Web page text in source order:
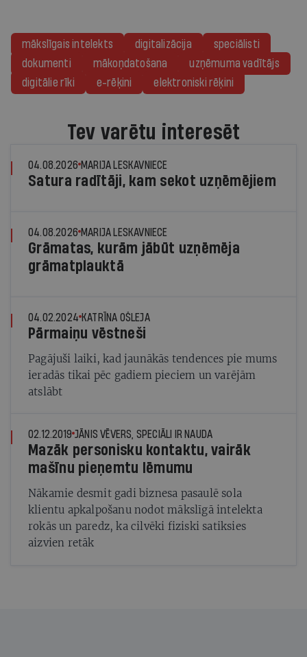
mākslīgais intelekts digitalizācija
speciālisti
dokumenti
mākoņdatošana
uzņēmuma vadītājs
digitālie rīki
e-rēķini elektroniski rēķini
Tev varētu interesēt
04.08.2026 MARIJA LESKAVNIECE
Satura radītāji, kam sekot uzņēmējiem
04.08.2026 MARIJA LESKAVNIECE
Grāmatas, kurām jābūt uzņēmēja
grāmatplauktā
04.02.2024 KATRĪNA OŠLEJA
Pārmaiņu vēstneši
Pagājuši laiki, kad jaunākās tendences pie mums
ieradās tikai pēc gadiem pieciem un varējām
atslābt
02.12.2019 JĀNIS VĒVERS, SPECIĀLI IR NAUDA
Mazāk personisku kontaktu, vairāk
mašīnu pieņemtu lēmumu
Nākamie desmit gadi biznesa pasaulē sola
klientu apkalpošanu nodot mākslīgā intelekta
rokās un paredz, ka cilvēki fiziski satiksies
aizvien retāk